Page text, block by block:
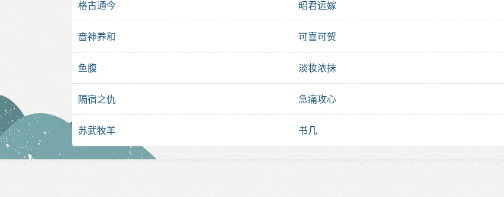
格古通今 昭君远嫁
啬神养和 可喜可贺
鱼腹 淡妆浓抹
隔宿之仇 急痛攻心
苏武牧羊 书几